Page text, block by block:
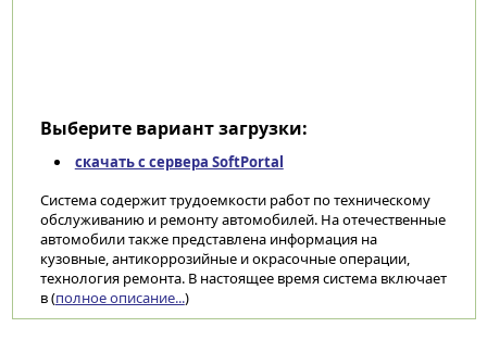
Выберите вариант загрузки:
скачать с сервера SoftPortal
Система содержит трудоемкости работ по техническому
обслуживанию и ремонту автомобилей. На отечественные
автомобили также представлена информация на
кузовные, антикоррозийные и окрасочные операции,
технология ремонта. В настоящее время система включает
в (полное описание...)